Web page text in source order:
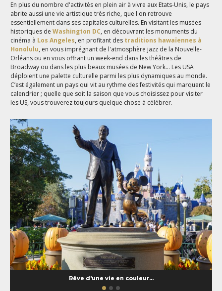
En plus du nombre d'activités en plein air à vivre aux Etats-Unis, le pays
abrite aussi une vie artistique très riche, que l'on retrouve
essentiellement dans ses capitales culturelles. En visitant les musées
historiques deWashington DC, en découvrant les monuments du
cinéma à Los Angeles, en profitant des traditions hawaïennes à
Honolulu, en vous imprégnant de l'atmosphère jazz de la Nouvelle-
Orléans ou en vous offrant un week-end dans les théâtres de
Broadway ou dans les plus beaux musées de New York... Les USA
déploient une palette culturelle parmi les plus dynamiques au monde.
C’est également un pays qui vit au rythme des festivités qui marquent le
calendrier ; quelle que soit la saison que vous choisissez pour visiter
les US, vous trouverez toujours quelque chose à célébrer.
Rêve d'une vie en couleur...